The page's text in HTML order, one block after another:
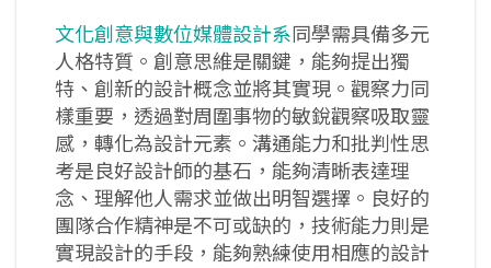
文化創意與數位媒體設計系同學需具備多元
人格特質。創意思維是關鍵，能夠提出獨
特、創新的設計概念並將其實現。觀察力同
樣重要，透過對周圍事物的敏銳觀察吸取靈
感，轉化為設計元素。溝通能力和批判性思
考是良好設計師的基石，能夠清晰表達理
念、理解他人需求並做出明智選擇。良好的
團隊合作精神是不可或缺的，技術能力則是
實現設計的手段，能夠熟練使用相應的設計